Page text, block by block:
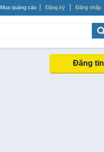
Mua quảng cáo Đăng ký Đăng nhập
Đăng tin